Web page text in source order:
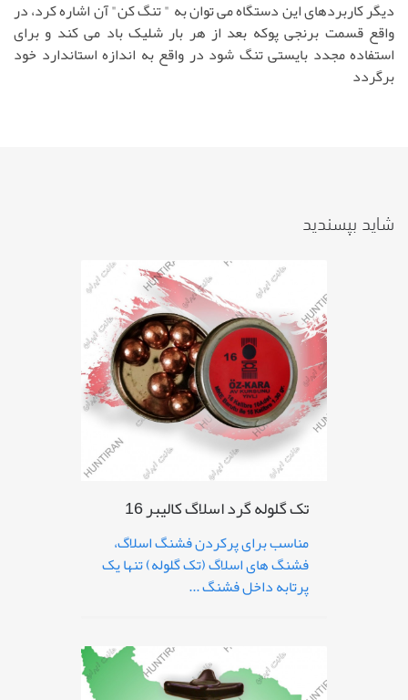
دیگر کاربردهای این دستگاه می توان به " تنگ کن" آن اشاره کرد، در
واقع قسمت برنجی پوکه بعد از هر بار شلیک باد می کند و برای
استفاده مجدد بایستی تنگ شود در واقع به اندازه استاندارد خود
برگردد
شاید بپسندید
تک گلوله گرد اسلاگ کالیبر 16
مناسب برای پرکردن فشنگ اسلاگ،
فشنگ های اسلاگ (تک گلوله) تنها یک
پرتابه داخل فشنگ ...